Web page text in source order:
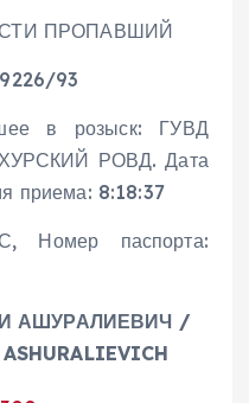
ПРОПАВШИЙ
93
в розыск: ГУВД
РОВД. Дата
приема: 8:18:37
Номер паспорта:
АШУРАЛИЕВИЧ /